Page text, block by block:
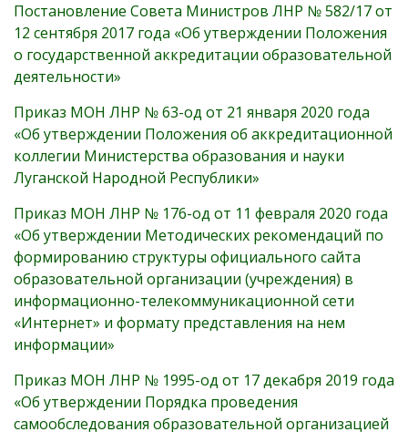
Постановление Совета Министров ЛНР № 582/17 от
12 сентября 2017 года «Об утверждении Положения
о государственной аккредитации образовательной
деятельности»
Приказ МОН ЛНР № 63-од от 21 января 2020 года
«Об утверждении Положения об аккредитационной
коллегии Министерства образования и науки
Луганской Народной Республики»
Приказ МОН ЛНР № 176-од от 11 февраля 2020 года
«Об утверждении Методических рекомендаций по
формированию структуры официального сайта
образовательной организации (учреждения) в
информационно-телекоммуникационной сети
«Интернет» и формату представления на нем
информации»
Приказ МОН ЛНР № 1995-од от 17 декабря 2019 года
«Об утверждении Порядка проведения
самообследования образовательной организацией